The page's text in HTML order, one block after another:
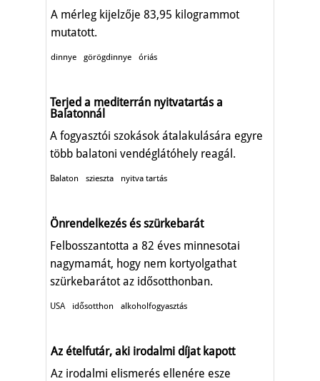
A mérleg kijelzője 83,95 kilogrammot
mutatott.
dinnye görögdinnye óriás
Terjed a mediterrán nyitvatartás a
Balatonnál
A fogyasztói szokások átalakulására egyre
több balatoni vendéglátóhely reagál.
Balaton szieszta nyitva tartás
Önrendelkezés és szürkebarát
Felbosszantotta a 82 éves minnesotai
nagymamát, hogy nem kortyolgathat
szürkebarátot az idősotthonban.
USA idősotthon alkoholfogyasztás
Az ételfutár, aki irodalmi díjat kapott
Az irodalmi elismerés ellenére esze